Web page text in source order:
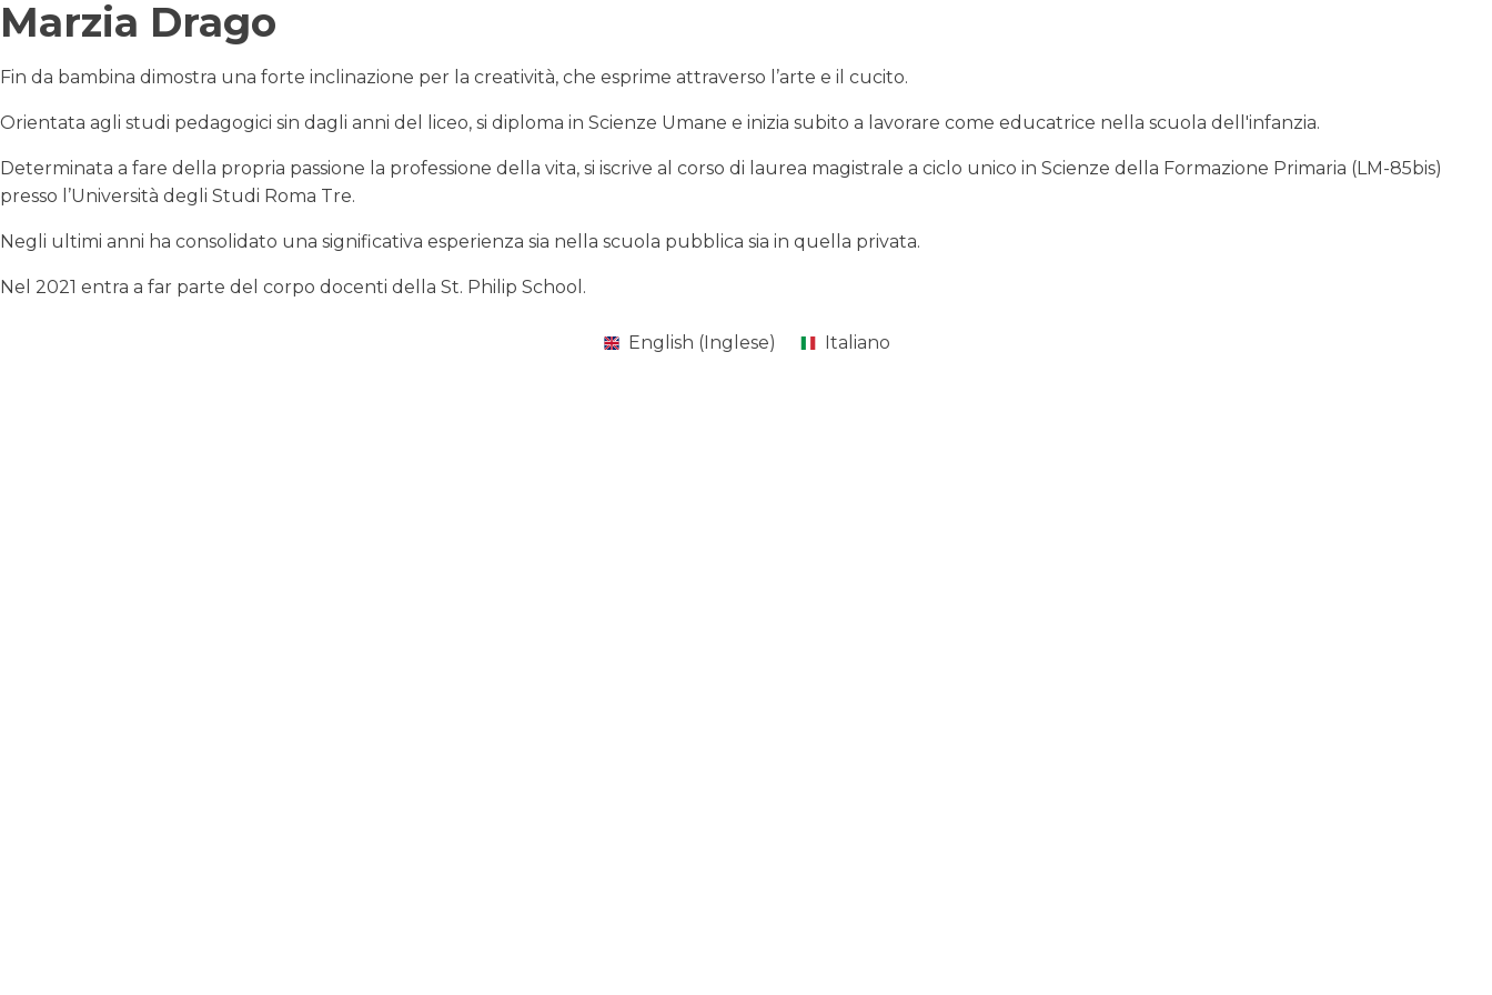
Marzia Drago
Fin da bambina dimostra una forte inclinazione per la creatività, che esprime attraverso l’arte e il cucito.
Orientata agli studi pedagogici sin dagli anni del liceo, si diploma in Scienze Umane e inizia subito a lavorare come educatrice nella scuola dell'infanzia.
Determinata a fare della propria passione la professione della vita, si iscrive al corso di laurea magistrale a ciclo unico in Scienze della Formazione Primaria (LM-85bis)
presso l’Università degli Studi Roma Tre.
Negli ultimi anni ha consolidato una significativa esperienza sia nella scuola pubblica sia in quella privata.
Nel 2021 entra a far parte del corpo docenti della St. Philip School.
English (Inglese) Italiano